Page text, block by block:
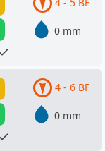
0 mm
4 - 6 BF
0 mm